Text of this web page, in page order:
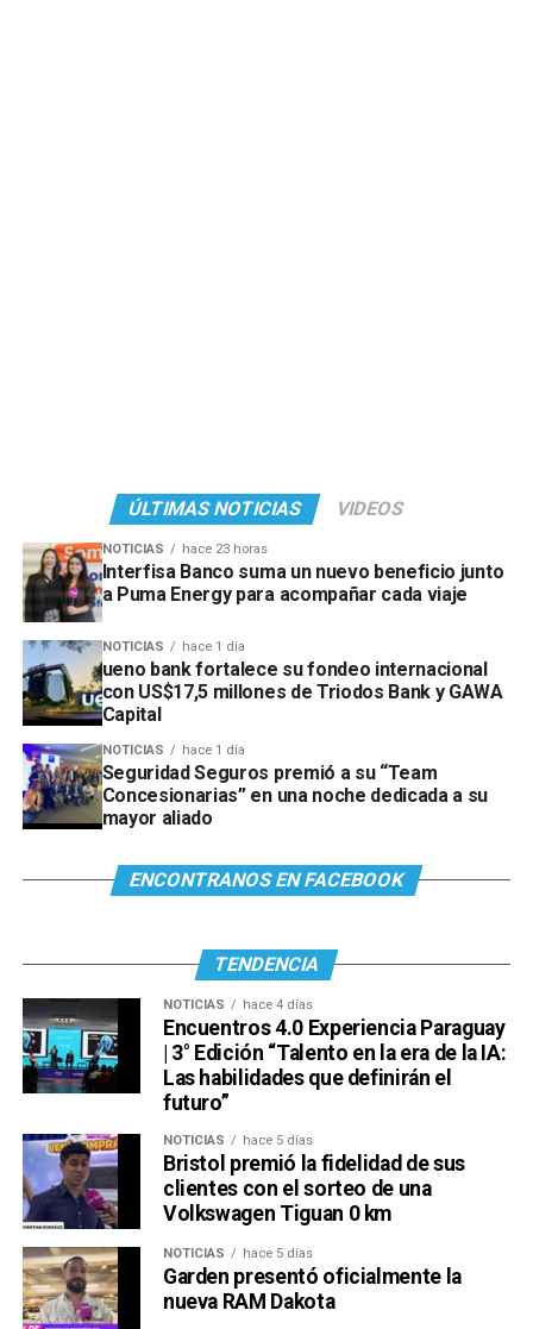
ÚLTIMAS NOTICIAS VIDEOS
NOTICIAS hace 23 horas
Interfisa Banco suma un nuevo beneficio junto
a Puma Energy para acompañar cada viaje
NOTICIAS hace 1 día
ueno bank fortalece su fondeo internacional
con US$17,5 millones de Triodos Bank y GAWA
Capital
NOTICIAS hace 1 día
Seguridad Seguros premió a su “Team
Concesionarias” en una noche dedicada a su
mayor aliado
ENCONTRANOS EN FACEBOOK
TENDENCIA
NOTICIAS hace 4 días
Encuentros 4.0 Experiencia Paraguay
| 3° Edición “Talento en la era de la IA:
Las habilidades que definirán el
futuro”
NOTICIAS hace 5 días
Bristol premió la fidelidad de sus
clientes con el sorteo de una
Volkswagen Tiguan 0 km
NOTICIAS hace 5 días
Garden presentó oficialmente la
nueva RAM Dakota